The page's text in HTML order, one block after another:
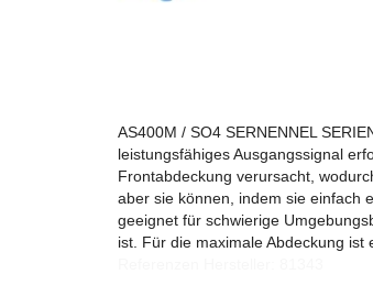
AS400M / SO4 SERNENNEL
leistungsfähiges Ausgangssignal
Frontabdeckung verursacht,
aber sie können, indem sie einfach
geeignet für schwierige
ist. Für die maximale Abdeckung